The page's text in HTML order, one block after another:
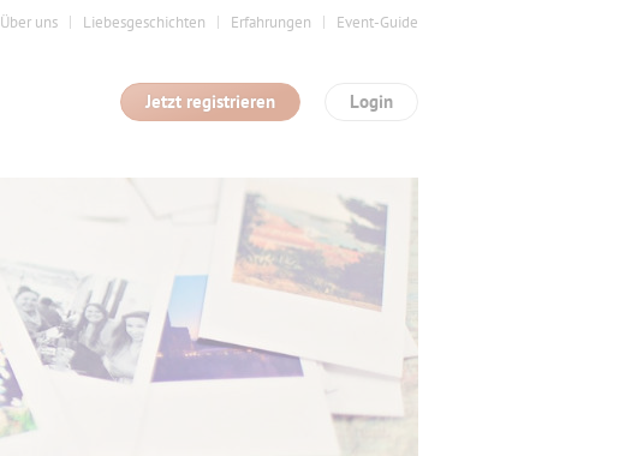
Über uns Liebesgeschichten Erfahrungen Event-Guide
Login
Jetzt registrieren